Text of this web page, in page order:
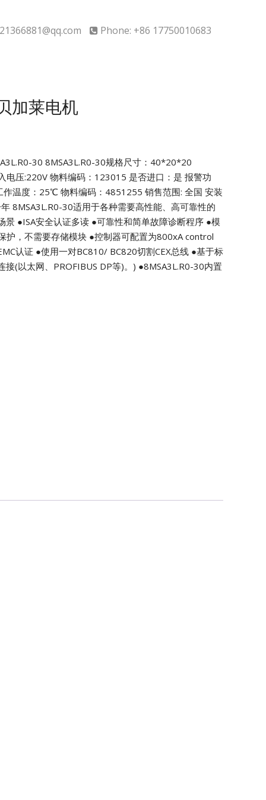
Phone: +86 17750010683
加莱电机
30 8MSA3L.R0-30规格尺寸：40*20*20
电压:220V 物料编码：123015 是否进口：是 报警功
温度：25℃ 物料编码：4851255 销售范围: 全国 安装
8MSA3L.R0-30适用于各种需要高性能、高可靠性的
景 ●ISA安全认证多读 ●可靠性和简单故障诊断程序 ●模
护，不需要存储模块 ●控制器可配置为800xA control
认证 ●使用一对BC810/ BC820切割CEX总线 ●基于标
接(以太网、PROFIBUS DP等)。) ●8MSA3L.R0-30内置